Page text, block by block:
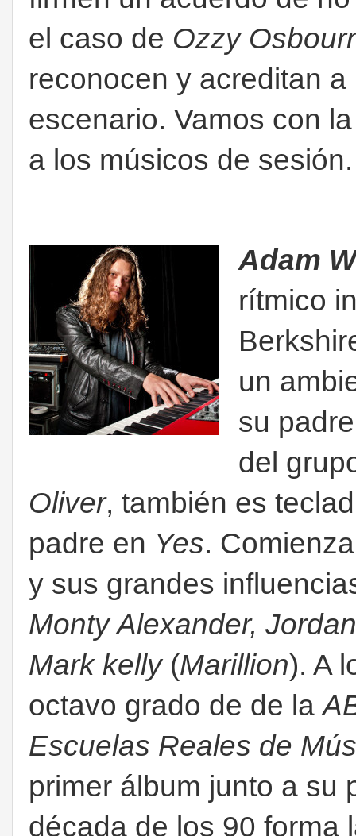
el caso de Ozzy
reconocen y acreditan
escenario. Vamos con
a los músicos de
Adam
rítmico
un
su
del
Oliver, también es
padre en Yes.
y sus grandes
Monty Alexander,
Mark kelly(Marillion). A
octavo grado de de la
Escuelas Reales de
primer álbum junto a su
década de los 90 forma